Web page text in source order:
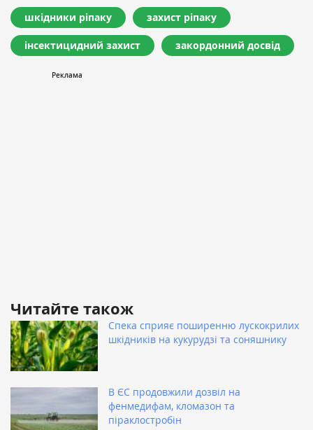
шкідники ріпаку захист ріпаку
інсектицидний захист закордонний досвід
Читайте також
Спека сприяє поширенню лускокрилих
шкідників на кукурудзі та соняшнику
В ЄС продовжили дозвіл на
фенмедифам, кломазон та
піраклостробін